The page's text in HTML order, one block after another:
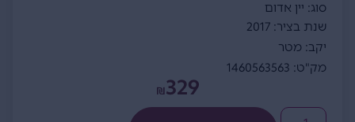
סוג: יין אדום
שנת בציר: 2017
יקב: מטר
מק"ט: 1460563563
₪329